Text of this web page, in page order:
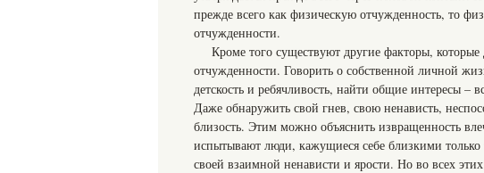
прежде всего как физическую отчужденность, то
отчужденности.
Кроме того существуют другие факторы,
отчужденности. Говорить о собственной личной
детскость и ребячливость, найти общие интересы –
Даже обнаружить свой гнев, свою ненависть,
близость. Этим можно объяснить извращенность
испытывают люди, кажущиеся себе близкими только
своей взаимной ненависти и ярости. Но во всех